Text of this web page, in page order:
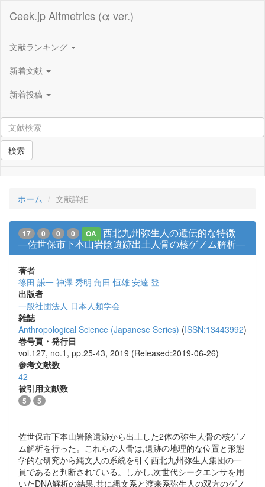
Ceek.jp Altmetrics (α ver.)
文献ランキング
新着文献
新着投稿
検索
ホーム 文献詳細
17 0 0 0 OA
西北九州弥生人の遺伝的な特徴
―佐世保市下本山岩陰遺跡出土人骨の核ゲノム解析―
著者
篠田 謙一 神澤 秀明 角田 恒雄 安達 登
出版者
一般社団法人 日本人類学会
雑誌
Anthropological Science (Japanese Series) (ISSN:13443992)
巻号頁・発行日
vol.127, no.1, pp.25-43, 2019 (Released:2019-06-26)
参考文献数
42
被引用文献数
5 5
佐世保市下本山岩陰遺跡から出土した2体の弥生人骨の核ゲノ
ム解析を行った。これらの人骨は,遺跡の地理的な位置と形態
学的な研究から縄文人の系統を引く西北九州弥生人集団の一
員であると判断されている。しかし,次世代シークエンサを用
いたDNA解析の結果,共に縄文系と渡来系弥生人の双方のゲノ